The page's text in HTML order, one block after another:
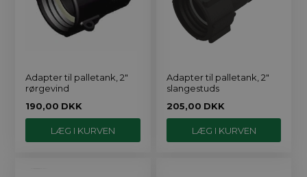
Adapter til palletank, 2"
rørgevind
190,00 DKK
Adapter til palletank, 2"
slangestuds
205,00 DKK